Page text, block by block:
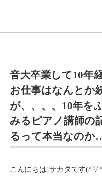
音大卒業して10年
お仕事はなんとか
が、、、、10年を
みるピアノ講師の
るって本当なのか
こんにちは!サカタです